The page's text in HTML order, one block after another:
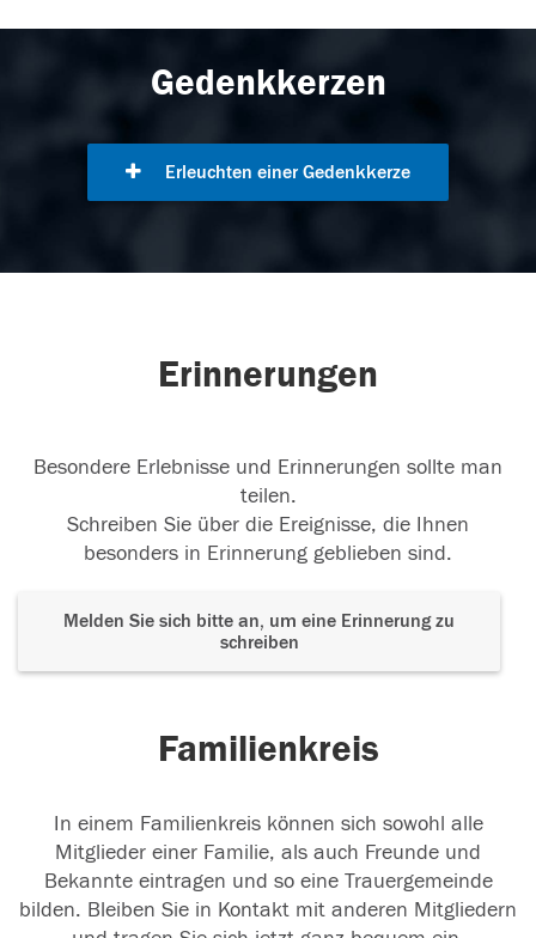
Gedenkkerzen
Erleuchten einer Gedenkkerze
Erinnerungen
Besondere Erlebnisse und Erinnerungen sollte man
teilen.
Schreiben Sie über die Ereignisse, die Ihnen
besonders in Erinnerung geblieben sind.
Melden Sie sich bitte an, um eine Erinnerung zu
schreiben
Familienkreis
In einem Familienkreis können sich sowohl alle
Mitglieder einer Familie, als auch Freunde und
Bekannte eintragen und so eine Trauergemeinde
bilden. Bleiben Sie in Kontakt mit anderen Mitgliedern